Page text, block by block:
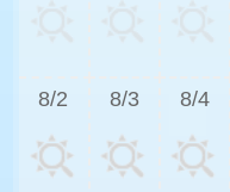
8/2 8/3 8/4